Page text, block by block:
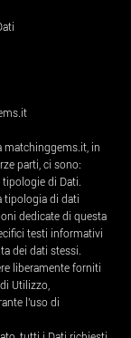
matchinggems.it, in
parti, ci sono:
tipologie di Dati.
tipologia di dati
dedicate di questa
testi informativi
dei dati stessi.
liberamente forniti
Utilizzo,
l'uso di